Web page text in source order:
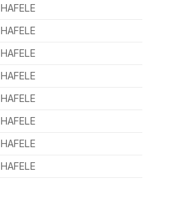
HAFELE
HAFELE
HAFELE
HAFELE
HAFELE
HAFELE
HAFELE
HAFELE